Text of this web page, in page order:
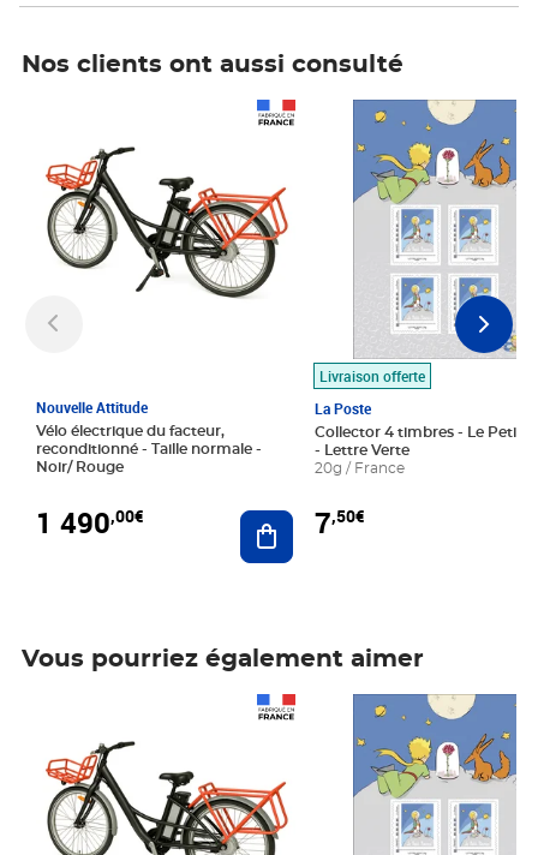
Nos clients ont aussi consulté
Nouvelle Attitude
Vélo électrique du facteur,
reconditionné - Taille normale -
Noir/ Rouge
1 490,00€ Ajouter au panier
Livraison offerte
La Poste
Collector 4 timbres - Le Petit
- Lettre Verte
20g / France
7,50€
Prix 7,50€
Vous pourriez également aimer
Prix 7,50€